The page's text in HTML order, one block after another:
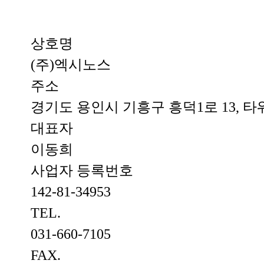
상호명
(주)엑시노스
주소
경기도 용인시 기흥구 흥덕1로 13,
대표자
이동희
사업자 등록번호
142-81-34953
TEL.
031-660-7105
FAX.